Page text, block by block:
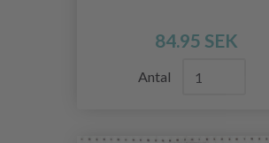
84.95 SEK
Antal